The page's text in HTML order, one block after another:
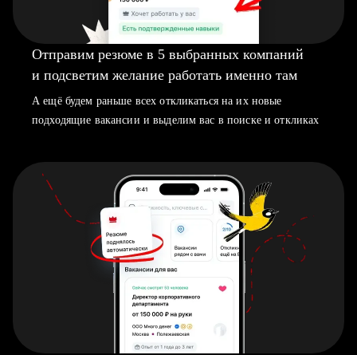
Отправим резюме в 5 выбранных компаний
и подсветим желание работать именно там
А ещё будем раньше всех откликаться на их новые
подходящие вакансии и выделим вас в поиске и откликах